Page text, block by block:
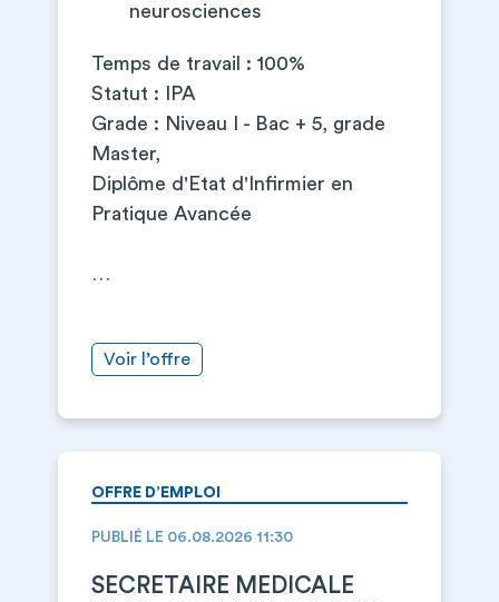
neurosciences
Temps de travail : 100%
Statut : IPA
Grade : Niveau I - Bac + 5, grade
Master,
Diplôme d'Etat d'Infirmier en
Pratique Avancée
…
Voir l’offre
OFFRE D’EMPLOI
PUBLIÉ LE 06.08.2026 11:30
SECRETAIRE MEDICALE